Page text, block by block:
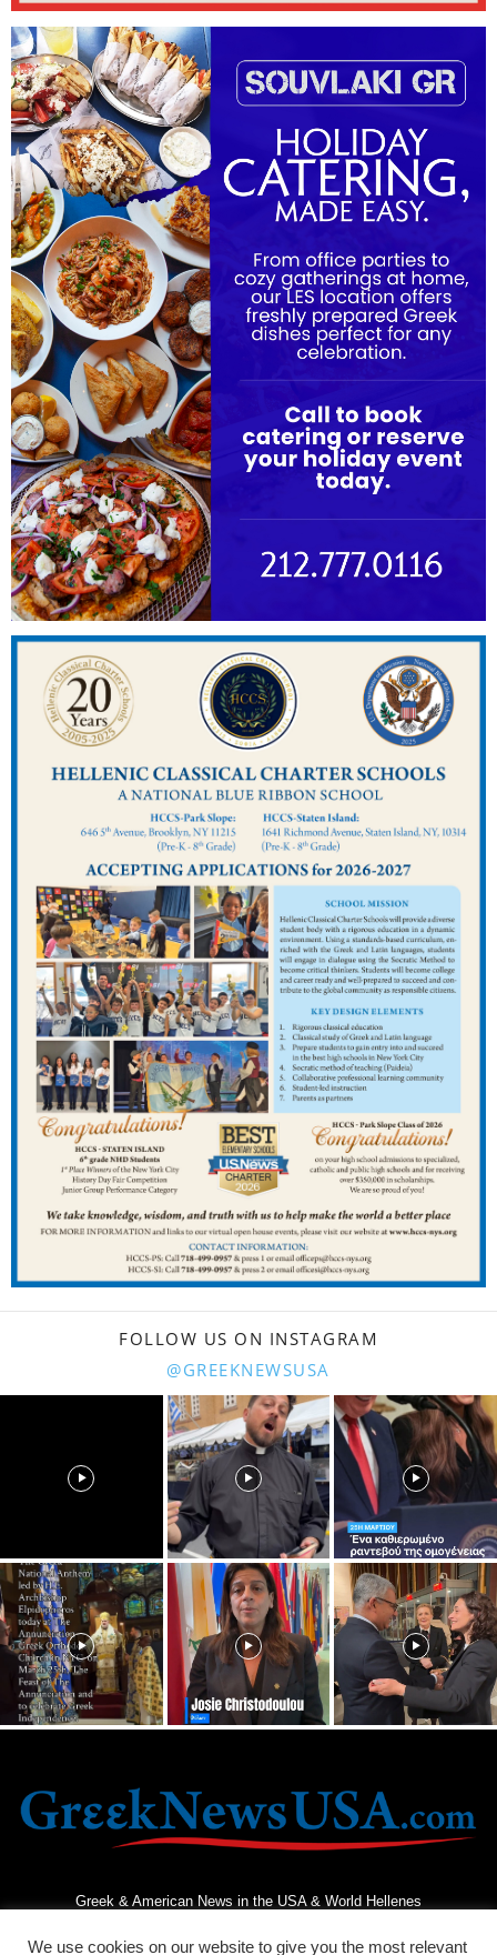
FOLLOW US ON INSTAGRAM
@GREEKNEWSUSA
Greek & American News in the USA & World Hellenes
We use cookies on our website to give you the most relevant